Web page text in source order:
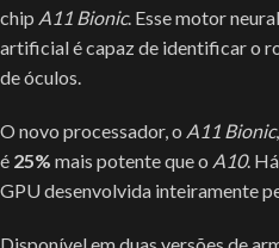
chip A11 Bionic. Esse motor
artificial é capaz de identificar o
de óculos.
O novo processador, o A11 Bionic
é 25% mais potente que o A10.
GPU desenvolvida inteiramente